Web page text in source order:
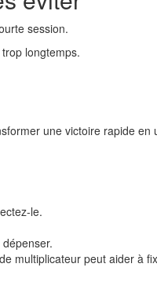
session.
longtemps.
une victoire rapide en
le.
multiplicateur peut aider à